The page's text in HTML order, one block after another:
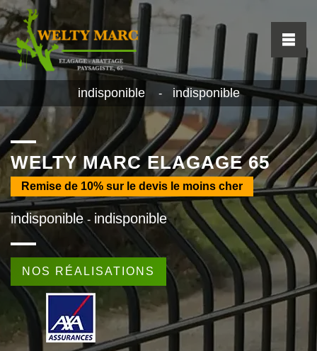
indisponible - indisponible
WELTY MARC ELAGAGE 65
Remise de 10% sur le devis le moins cher
indisponible - indisponible
NOS RÉALISATIONS